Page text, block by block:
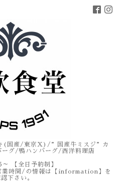
(国産/東京X)/”国産牛ミスジ”カ
ーグ/鴨ハンバーグ/西洋料理店
【全日予約制】
業時間/の情報は【information】を
下さい。